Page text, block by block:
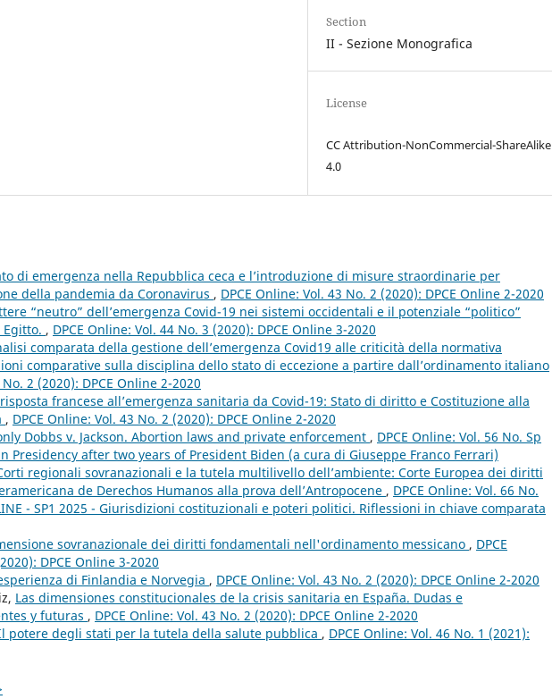
Section
II - Sezione Monografica
License
CC Attribution-NonCommercial-ShareAlike
4.0
di emergenza nella Repubblica ceca e l’introduzione di misure straordinarie per
della pandemia da Coronavirus , DPCE Online: Vol. 43 No. 2 (2020): DPCE Online 2-2020
“neutro” dell’emergenza Covid-19 nei sistemi occidentali e il potenziale “politico”
, DPCE Online: Vol. 44 No. 3 (2020): DPCE Online 3-2020
comparata della gestione dell’emergenza Covid19 alle criticità della normativa
comparative sulla disciplina dello stato di eccezione a partire dall’ordinamento italiano
2 (2020): DPCE Online 2-2020
francese all’emergenza sanitaria da Covid-19: Stato di diritto e Costituzione alla
, DPCE Online: Vol. 43 No. 2 (2020): DPCE Online 2-2020
Dobbs v. Jackson. Abortion laws and private enforcement , DPCE Online: Vol. 56 No. Sp
Presidency after two years of President Biden (a cura di Giuseppe Franco Ferrari)
regionali sovranazionali e la tutela multilivello dell’ambiente: Corte Europea dei diritti
de Derechos Humanos alla prova dell’Antropocene , DPCE Online: Vol. 66 No.
- SP1 2025 - Giurisdizioni costituzionali e poteri politici. Riflessioni in chiave comparata
sovranazionale dei diritti fondamentali nell'ordinamento messicano , DPCE
DPCE Online 3-2020
di Finlandia e Norvegia , DPCE Online: Vol. 43 No. 2 (2020): DPCE Online 2-2020
Las dimensiones constitucionales de la crisis sanitaria en España. Dudas e
y futuras , DPCE Online: Vol. 43 No. 2 (2020): DPCE Online 2-2020
potere degli stati per la tutela della salute pubblica , DPCE Online: Vol. 46 No. 1 (2021):